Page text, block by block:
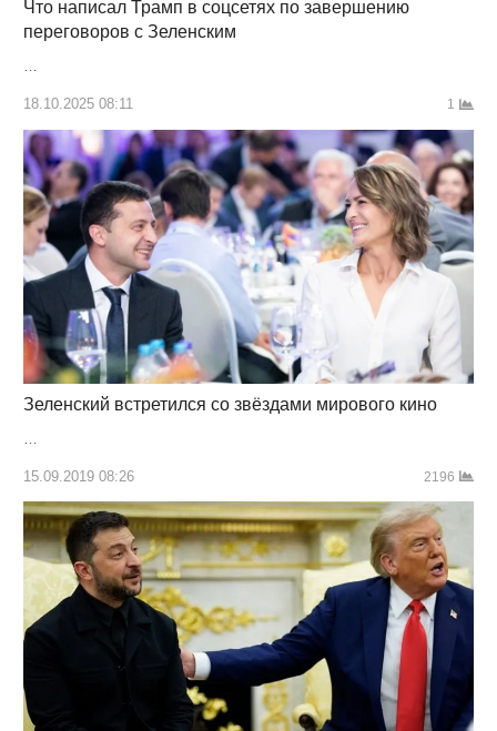
Что написал Трамп в соцсетях по завершению
переговоров с Зеленским
…
18.10.2025 08:11 1
Зеленский встретился со звёздами мирового кино
15.09.2019 08:26 2196